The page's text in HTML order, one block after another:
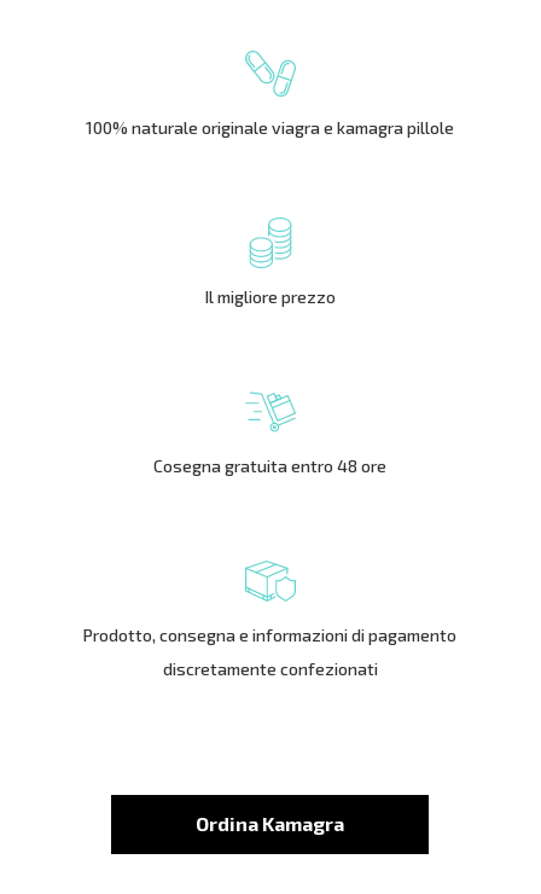
100% naturale originale viagra e kamagra pillole
Il migliore prezzo
Cosegna gratuita entro 48 ore
Prodotto, consegna e informazioni di pagamento
discretamente confezionati
Ordina Kamagra